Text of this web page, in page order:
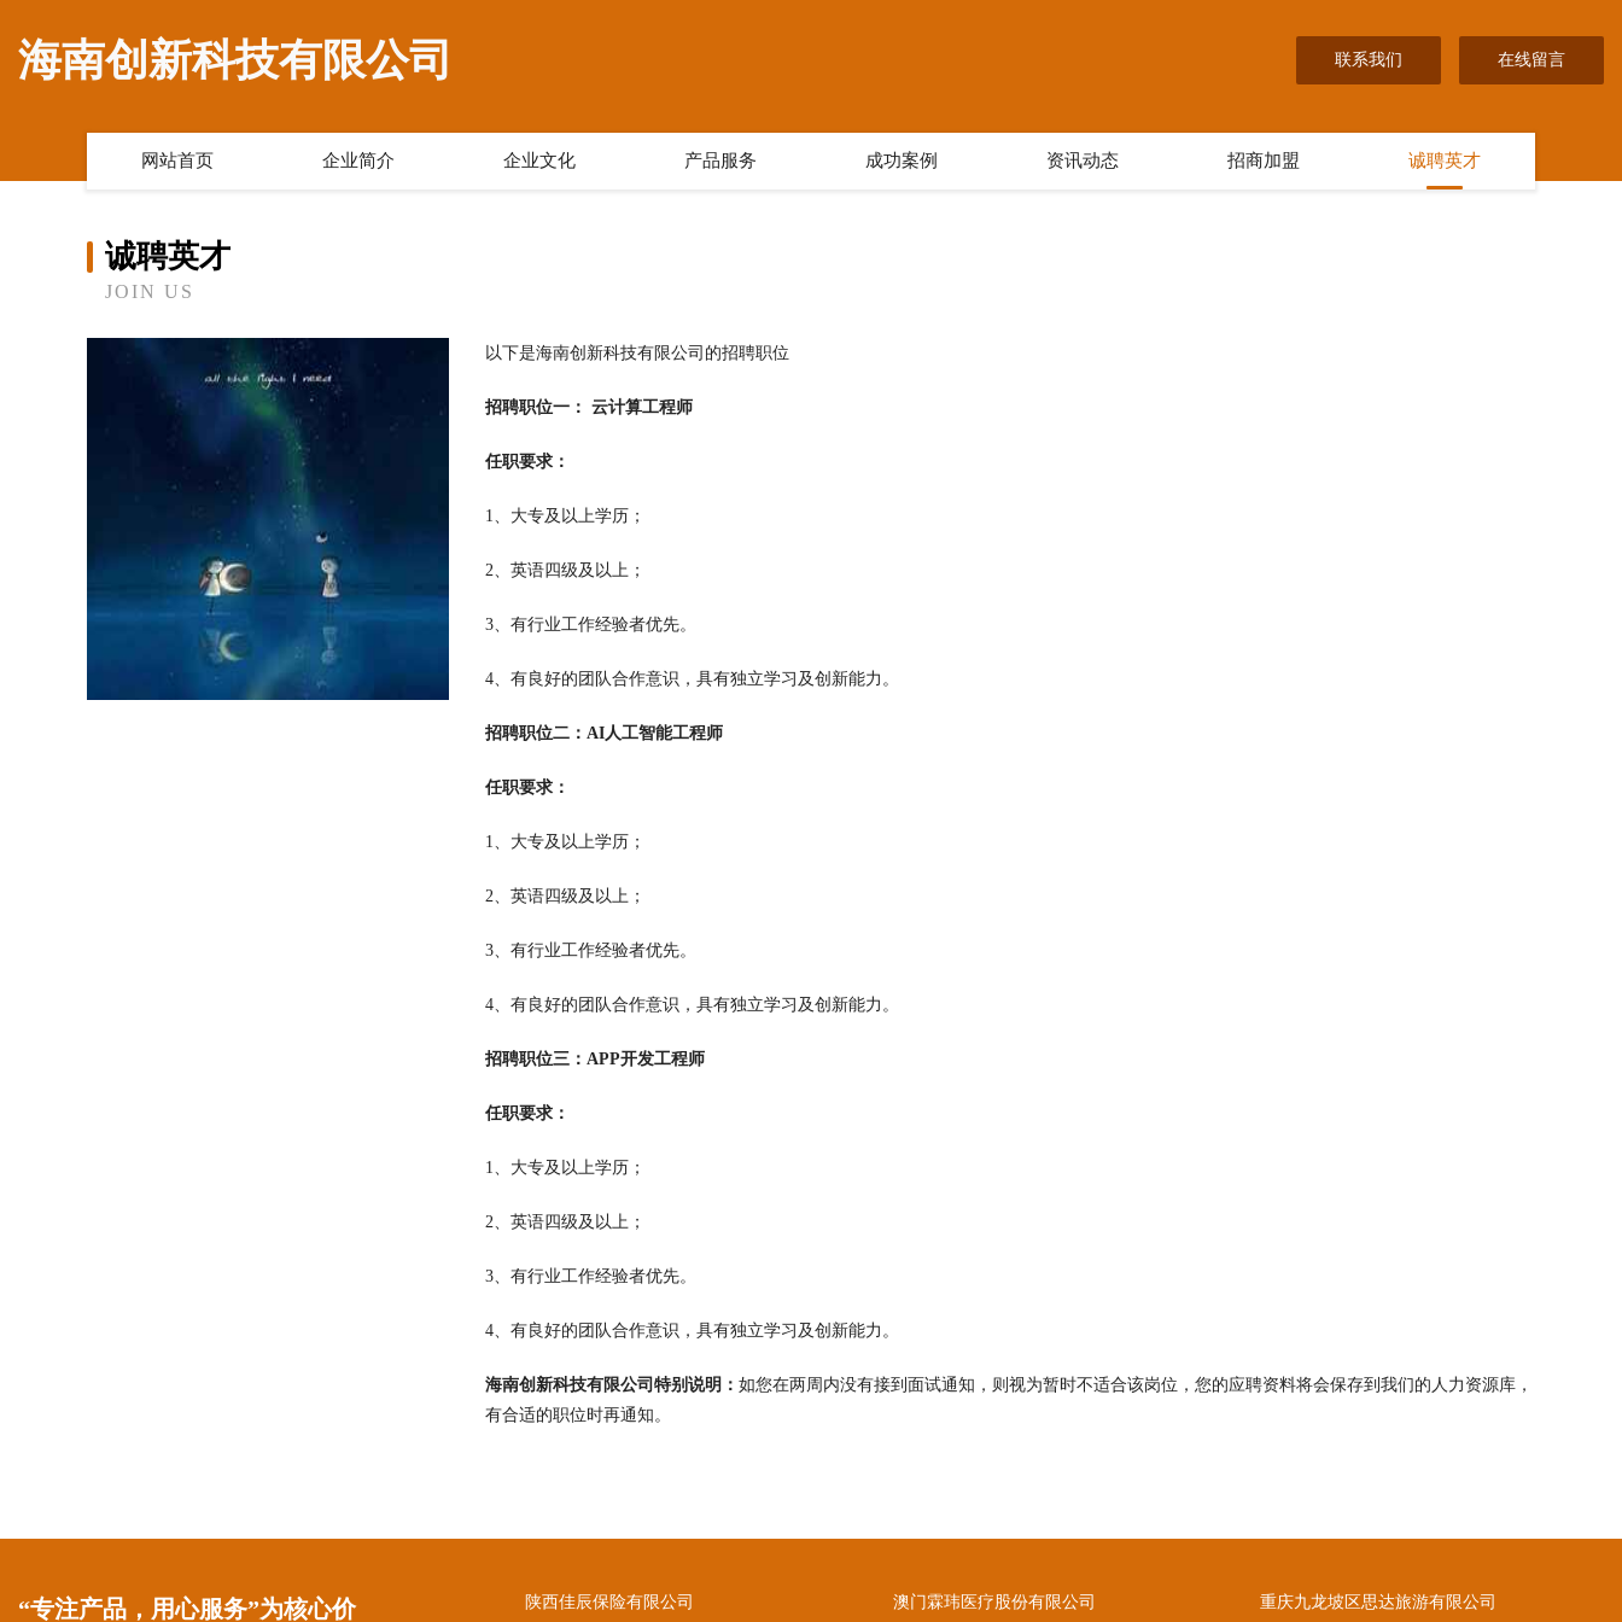
海南创新科技有限公司 联系我们 在线留言
网站首页 企业简介 企业文化 产品服务 成功案例 资讯动态 招商加盟 诚聘英才
诚聘英才
JOIN US
以下是海南创新科技有限公司的招聘职位
招聘职位一： 云计算工程师
任职要求：
1、大专及以上学历；
2、英语四级及以上；
3、有行业工作经验者优先。
4、有良好的团队合作意识，具有独立学习及创新能力。
招聘职位二：AI人工智能工程师
任职要求：
1、大专及以上学历；
2、英语四级及以上；
3、有行业工作经验者优先。
4、有良好的团队合作意识，具有独立学习及创新能力。
招聘职位三：APP开发工程师
任职要求：
1、大专及以上学历；
2、英语四级及以上；
3、有行业工作经验者优先。
4、有良好的团队合作意识，具有独立学习及创新能力。
海南创新科技有限公司特别说明： 如您在两周内没有接到面试通知，则视为暂时不适合该岗位，您的应聘资料将会保存到我们的人力资源库，
有合适的职位时再通知。
“专注产品，用心服务”为核心价 陕西佳辰保险有限公司 澳门霖玮医疗股份有限公司 重庆九龙坡区思达旅游有限公司